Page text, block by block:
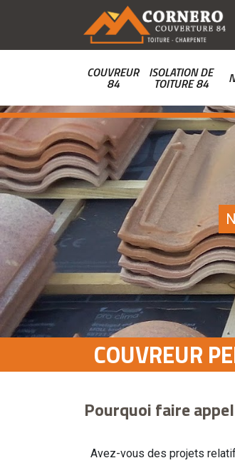
COUVREUR
84
ISOLATION DE
TOITURE 84
COUVREUR
Pourquoi faire
Avez-vous des projets